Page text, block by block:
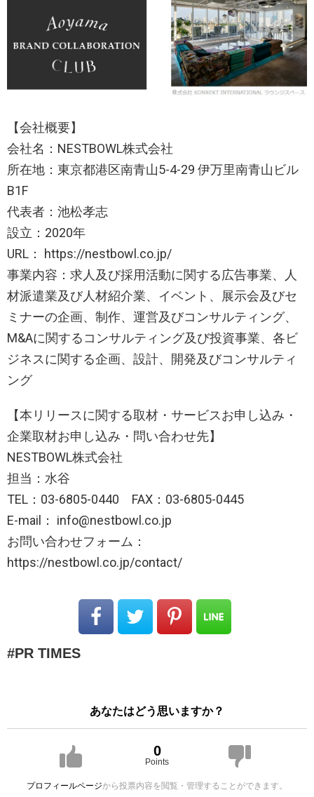
【会社概要】
会社名：NESTBOWL株式会社
所在地：東京都港区南青山5-4-29 伊万里南青山ビル
B1F
代表者：池松孝志
設立：2020年
URL： https://nestbowl.co.jp/
事業内容：求人及び採用活動に関する広告事業、人
材派遣業及び人材紹介業、イベント、展示会及びセ
ミナーの企画、制作、運営及びコンサルティング、
M&Aに関するコンサルティング及び投資事業、各ビ
ジネスに関する企画、設計、開発及びコンサルティ
ング
【本リリースに関する取材・サービスお申し込み・
企業取材お申し込み・問い合わせ先】
NESTBOWL株式会社
担当：水谷
TEL：03-6805-0440 FAX：03-6805-0445
E-mail： info@nestbowl.co.jp
お問い合わせフォーム：
https://nestbowl.co.jp/contact/
PR TIMES
あなたはどう思いますか？
0
Points
プロフィールページから投票内容を閲覧・管理することができます。